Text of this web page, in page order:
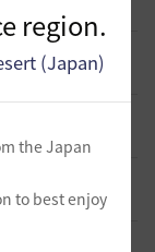
region.
(Japan)
the Japan
to best enjoy
ないのか？